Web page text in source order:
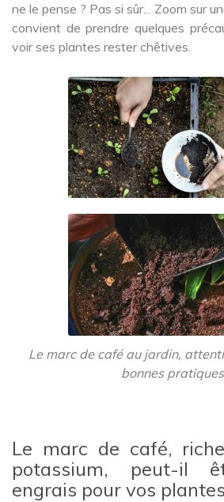
ne le pense ? Pas si sûr... Zoom sur
convient de prendre quelques
voir ses plantes rester chêtives.
Le marc de café au jardin,
bonnes
Le marc de café,
potassium, peut-il
engrais pour vos